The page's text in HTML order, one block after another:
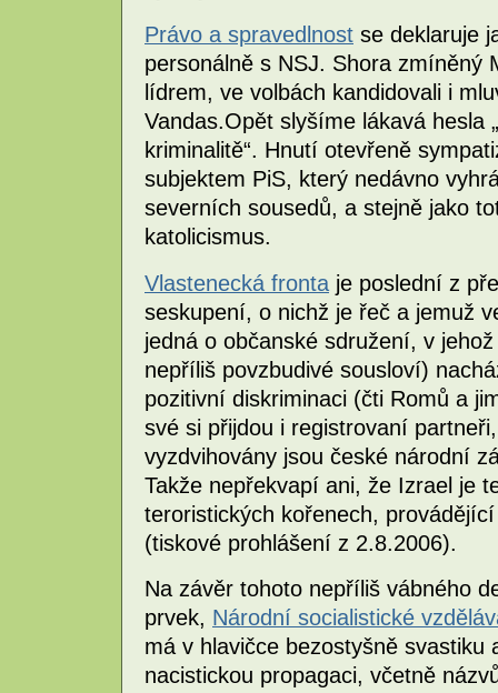
Právo a spravedlnost se deklaruje
personálně s NSJ. Shora zmíněný
lídrem, ve volbách kandidovali i
Vandas.Opět slyšíme lákavá hesla
kriminalitě“. Hnutí otevřeně
subjektem PiS, který nedávno
severních sousedů, a stejně jako
katolicismus.
Vlastenecká fronta je poslední z
seskupení, o nichž je řeč a jemuž
jedná o občanské sdružení, v
nepříliš povzbudivé sousloví)
pozitivní diskriminaci (čti Romů a
své si přijdou i registrovaní
vyzdvihovány jsou české národní
Takže nepřekvapí ani, že Izrael je
teroristických kořenech,
(tiskové prohlášení z 2.8.2006).
Na závěr tohoto nepříliš vábného
prvek, Národní socialistické
má v hlavičce bezostyšně
nacistickou propagaci, včetně